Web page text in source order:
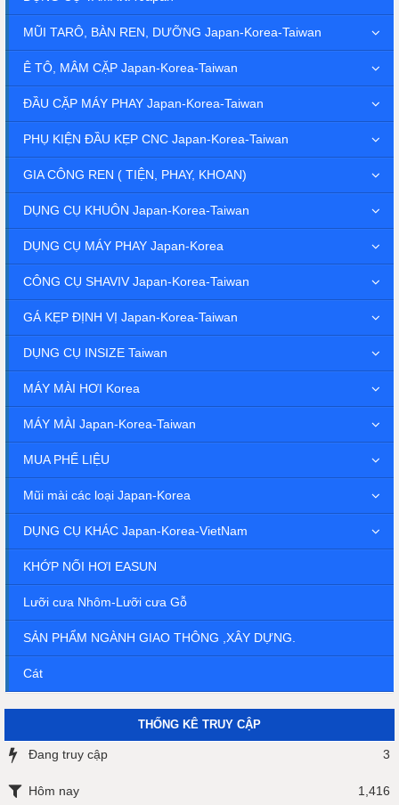
MŨI TARÔ, BÀN REN, DƯỠNG Japan-Korea-Taiwan
Ê TÔ, MÂM CẶP Japan-Korea-Taiwan
ĐẦU CẶP MÁY PHAY Japan-Korea-Taiwan
PHỤ KIỆN ĐẦU KẸP CNC Japan-Korea-Taiwan
GIA CÔNG REN ( TIỆN, PHAY, KHOAN)
DỤNG CỤ KHUÔN Japan-Korea-Taiwan
DỤNG CỤ MÁY PHAY Japan-Korea
CÔNG CỤ SHAVIV Japan-Korea-Taiwan
GÁ KẸP ĐỊNH VỊ Japan-Korea-Taiwan
DỤNG CỤ INSIZE Taiwan
MÁY MÀI HƠI Korea
MÁY MÀI Japan-Korea-Taiwan
MUA PHẾ LIỆU
Mũi mài các loại Japan-Korea
DỤNG CỤ KHÁC Japan-Korea-VietNam
KHỚP NỐI HƠI EASUN
Lưỡi cưa Nhôm-Lưỡi cưa Gỗ
SẢN PHẨM NGÀNH GIAO THÔNG ,XÂY DỰNG.
Cát
THỐNG KÊ TRUY CẬP
Đang truy cập 3
Hôm nay
1,416